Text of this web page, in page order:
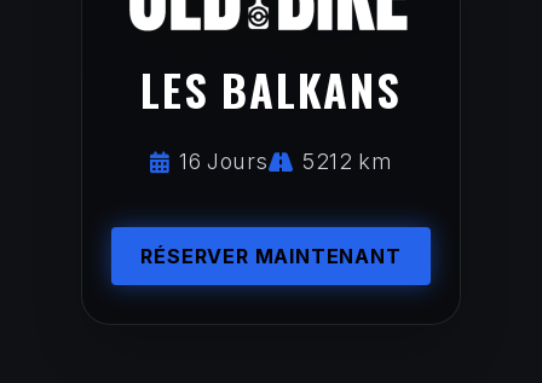
LES BALKANS
16 Jours 5212 km
RÉSERVER MAINTENANT